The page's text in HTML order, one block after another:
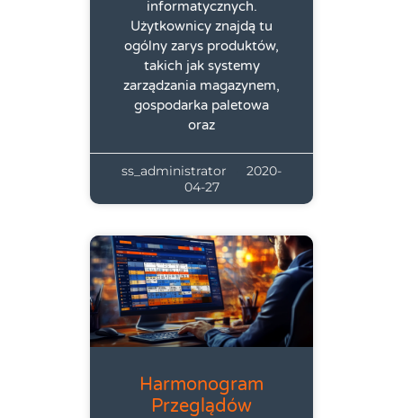
informatycznych.
Użytkownicy znajdą tu
ogólny zarys produktów,
takich jak systemy
zarządzania magazynem,
gospodarka paletowa
oraz
ss_administrator
2020-
04-27
Harmonogram
Przeglądów